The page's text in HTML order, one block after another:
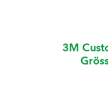
3M